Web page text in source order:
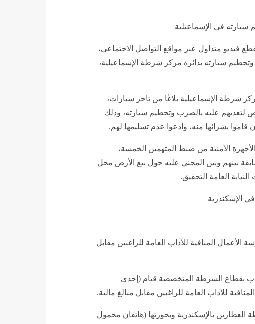
فيديو متداول عبر مواقع التواصل الاجتماعي،
وتحطيم سيارته بدائرة مركز شرطة الإسماعيلية،
الجاري تلقى مركز شرطة الإسماعيلية بلاغًا من تاجر سيارات،
لتعديهم عليه بالضرب وتحطيم سيارته، وذلك
بشرائها منه، وادعوا عدم تسليمها لهم.
الأمنية من ضبط المتهمين الخمسة،
بينهم وبين المجني عليه حول بيع الأرض محل
النيابة العامة التحقيق.
الإسكندرية
الأعمال المنافية للآداب العامة للراغبين مقابل
بقطاع الشرطة المتخصصة قيام (إحدى
للآداب العامة للراغبين مقابل مبالغ مالية.
بالإسكندرية وبحوزتها (هاتفان محمول